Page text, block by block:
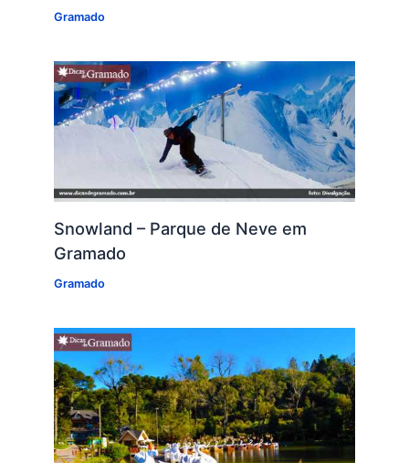
Gramado
Snowland – Parque de Neve em
Gramado
Gramado